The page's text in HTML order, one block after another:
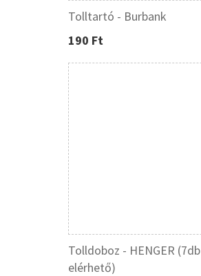
Tolltartó - Burbank
190 Ft
Tolldoboz - HENGER (7db
elérhető)